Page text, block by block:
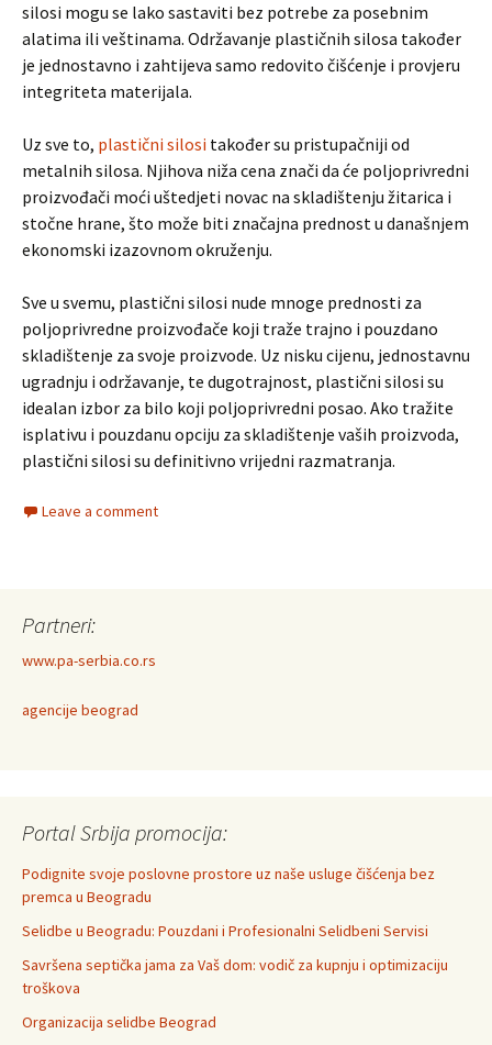
silosi mogu se lako sastaviti bez potrebe za posebnim
alatima ili veštinama. Održavanje plastičnih silosa također
je jednostavno i zahtijeva samo redovito čišćenje i provjeru
integriteta materijala.
Uz sve to, plastični silosi također su pristupačniji od
metalnih silosa. Njihova niža cena znači da će poljoprivredni
proizvođači moći uštedjeti novac na skladištenju žitarica i
stočne hrane, što može biti značajna prednost u današnjem
ekonomski izazovnom okruženju.
Sve u svemu, plastični silosi nude mnoge prednosti za
poljoprivredne proizvođače koji traže trajno i pouzdano
skladištenje za svoje proizvode. Uz nisku cijenu, jednostavnu
ugradnju i održavanje, te dugotrajnost, plastični silosi su
idealan izbor za bilo koji poljoprivredni posao. Ako tražite
isplativu i pouzdanu opciju za skladištenje vaših proizvoda,
plastični silosi su definitivno vrijedni razmatranja.
Leave a comment
Partneri:
www.pa-serbia.co.rs
agencije beograd
Portal Srbija promocija:
Podignite svoje poslovne prostore uz naše usluge čišćenja bez
premca u Beogradu
Selidbe u Beogradu: Pouzdani i Profesionalni Selidbeni Servisi
Savršena septička jama za Vaš dom: vodič za kupnju i optimizaciju
troškova
Organizacija selidbe Beograd